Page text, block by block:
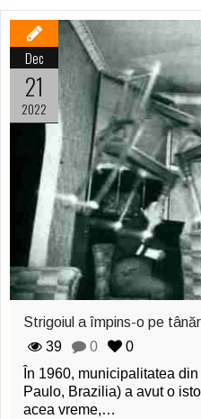
Dec
21
2022
Strigoiul a împins-o pe
39
0
0
În 1960, municipalitatea
Paulo, Brazilia) a avut o
acea vreme,…